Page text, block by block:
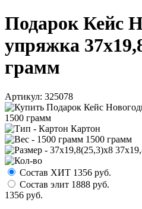
Подарок Кейс
упряжка
грамм
Артикул: 325078
Картон
1500 грамм
Состав ХИТ 1356 руб.
Состав элит 1888 руб.
1356 руб.